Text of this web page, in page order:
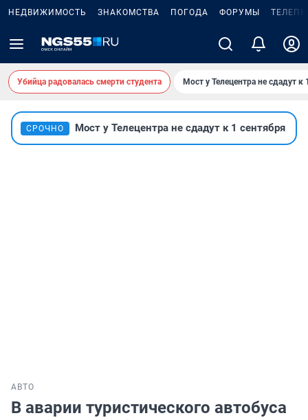
НЕДВИЖИМОСТЬ ЗНАКОМСТВА ПОГОДА ФОРУМЫ
Убийца радовалась смерти студента Мост у Телецентра не сдадут к
СРОЧНО Мост у Телецентра не сдадут к 1 сентября
АВТО
В аварии туристического автобуса